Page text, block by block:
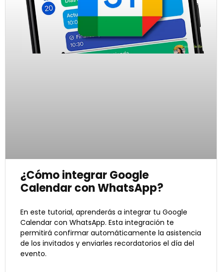
¿Cómo integrar Google
Calendar con WhatsApp?
En este tutorial, aprenderás a integrar tu Google
Calendar con WhatsApp. Esta integración te
permitirá confirmar automáticamente la asistencia
de los invitados y enviarles recordatorios el día del
evento.